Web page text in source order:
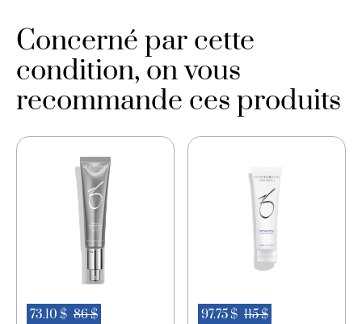
Concerné par cette
condition, on vous
recommande ces produits
73.10 $ 86 $ 97.75 $ 115 $